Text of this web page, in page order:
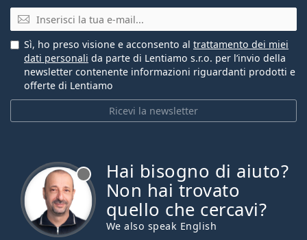
E-mail
Ricevi la newsletter
Sì, ho preso visione e acconsento al trattamento dei miei
dati personali da parte di Lentiamo s.r.o. per l’invio della
newsletter contenente informazioni riguardanti prodotti e
offerte di Lentiamo
Hai bisogno di aiuto?
Non hai trovato
quello che cercavi?
We also speak English